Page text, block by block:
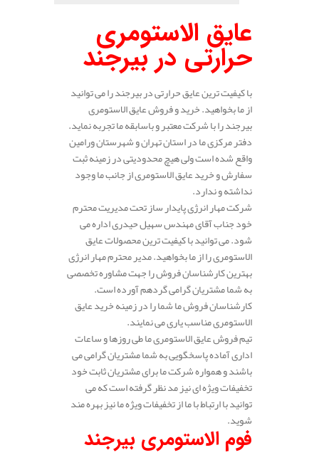
عایق الاستومری
حرارتی در بیرجند
با کیفیت ترین عایق حرارتی در بیرجند را می توانید
از ما بخواهید. خرید و فروش عایق الاستومری
بیرجند را با شرکت معتبر و باسابقه ما تجربه نماید.
دفتر مرکزی ما در استان تهران و شهرستان ورامین
واقع شده است ولی هیچ محدودیتی در زمینه ثبت
سفارش و خرید عایق الاستومری از جانب ما وجود
نداشته و ندارد.
شرکت مهار انرژی پایدار ساز تحت مدیریت محترم
خود جناب آقای مهندس سهیل حیدری اداره می
شود. می توانید با کیفیت ترین محصولات عایق
الاستومری را از ما بخواهید. مدیر محترم مهار انرژی
بهترین کارشناسان فروش را جهت مشاوره تخصصی
به شما مشتریان گرامی گردهم آورده است.
کارشناسان فروش ما شما را در زمینه خرید عایق
الاستومری مناسب یاری می نمایند.
تیم فروش عایق الاستومری ما طی روزها و ساعات
اداری آماده پاسخگویی به شما مشتریان گرامی می
باشند و همواره شرکت ما برای مشتریان ثابت خود
تخفیفات ویژه ای نیز مد نظر گرفته است که می
توانید با ارتباط با ما از تخفیفات ویژه ما نیز بهره مند
شوید.
فوم الاستومری بیرجند